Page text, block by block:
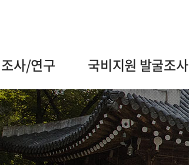
조사/연구 국비지원 발굴조사